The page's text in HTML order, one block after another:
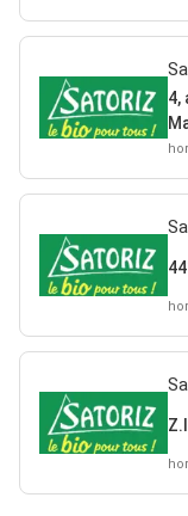
4,